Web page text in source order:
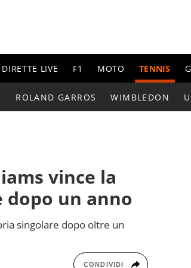
DIRETTE LIVE F1 MOTO TENNIS
ROLAND GARROS WIMBLEDON
vince la
un anno
singolare dopo oltre un
CONDIVIDI